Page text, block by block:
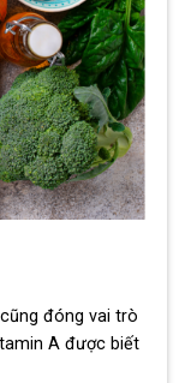
đóng vai trò
A được biết